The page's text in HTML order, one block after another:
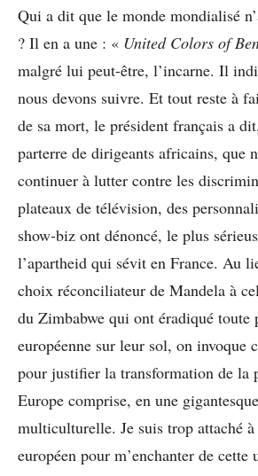
Qui a dit que le monde mondialisé
? Il en a une : « United Colors of
malgré lui peut-être, l’incarne. Il
nous devons suivre. Et tout reste à
de sa mort, le président français a
parterre de dirigeants africains, que
continuer à lutter contre les
plateaux de télévision, des
show-biz ont dénoncé, le plus
l’apartheid qui sévit en France. Au
choix réconciliateur de Mandela à
du Zimbabwe qui ont éradiqué toute
européenne sur leur sol, on invoque
pour justifier la transformation de la
Europe comprise, en une
multiculturelle. Je suis trop attaché à
européen pour m’enchanter de cette